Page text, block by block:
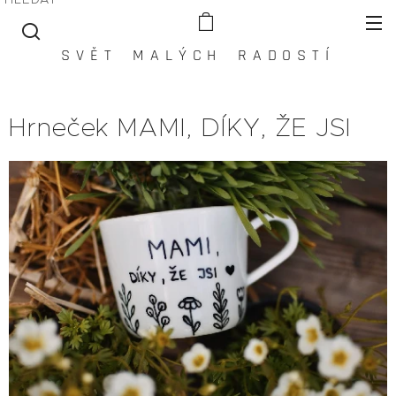
S V Ě T M A L Ý C H R A D O S T Í
Hrneček MAMI, DÍKY, ŽE JSI